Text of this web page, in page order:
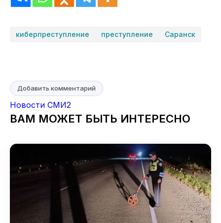
киберпреступление преступление Саранск
Добавить комментарий
Новости СМИ2
ВАМ МОЖЕТ БЫТЬ ИНТЕРЕСНО